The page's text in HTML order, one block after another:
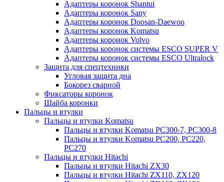
Адаптеры коронок Shantui
Адаптеры коронок Sany
Адаптеры коронок Doosan-Daewoo
Адаптеры коронок Komatsu
Адаптеры коронок Volvo
Адаптеры коронок системы ESCO SUPER V
Адаптеры коронок системы ESCO Ultralock
Защита для спецтехники
Угловая защита дна
Бокорез сварной
Фиксаторы коронок
Шайба коронки
Пальцы и втулки
Пальцы и втулки Komatsu
Пальцы и втулки Komatsu PC300-7, PC300-8
Пальцы и втулки Komatsu PC200, PC220,
PC270
Пальцы и втулки Hitachi
Пальцы и втулки Hitachi ZX30
Пальцы и втулки Hitachi ZX110, ZX120